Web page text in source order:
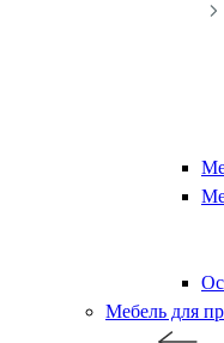
Мебель для